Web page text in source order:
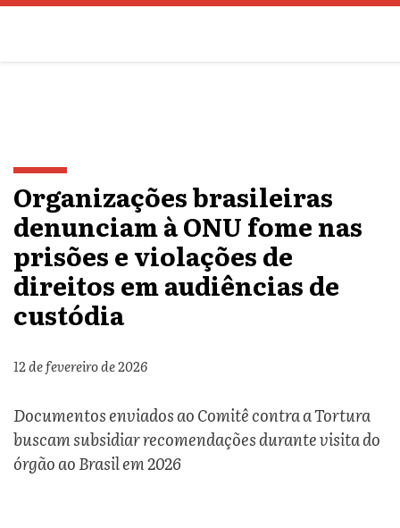
Organizações brasileiras
denunciam à ONU fome nas
prisões e violações de
direitos em audiências de
custódia
12 de fevereiro de 2026
Documentos enviados ao Comitê contra a Tortura
buscam subsidiar recomendações durante visita do
órgão ao Brasil em 2026